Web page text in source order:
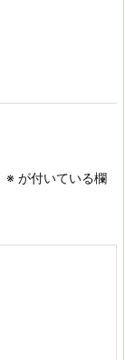
※ が付いている欄